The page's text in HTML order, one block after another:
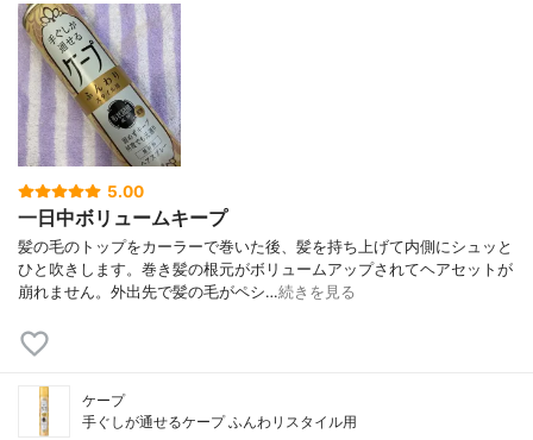
5.00
一日中ボリュームキープ
髪の毛のトップをカーラーで巻いた後、髪を持ち上げて内側にシュッと
ひと吹きします。巻き髪の根元がボリュームアップされてヘアセットが
崩れません。外出先で髪の毛がペシ…続きを見る
ケープ
手ぐしが通せるケープ ふんわリスタイル用